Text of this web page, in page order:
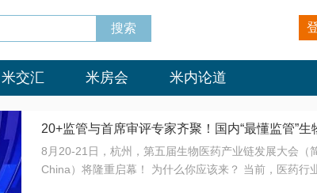
米交汇 米房会 米内论道
20+监管与首席审评专家齐聚！国内“最懂监管”生
会8月开幕！
8月20-21日，杭州，第五届生物医药产业链发展大会（
China）将隆重启幕！ 为什么你应该来？ 当前，医药行